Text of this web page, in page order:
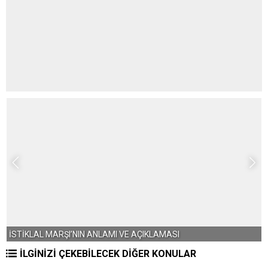
İSTİKLAL MARŞI’NIN ANLAMI VE AÇIKLAMASI
İLGİNİZİ ÇEKEBİLECEK DİĞER KONULAR